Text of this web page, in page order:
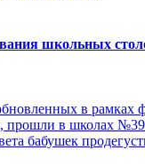
школьных
в рамках
прошли в школах
бабушек